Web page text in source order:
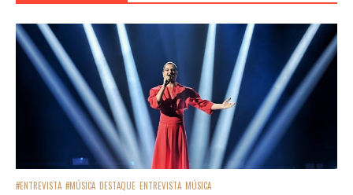
#ENTREVISTA #MÚSICA DESTAQUE ENTREVISTA MÚSICA